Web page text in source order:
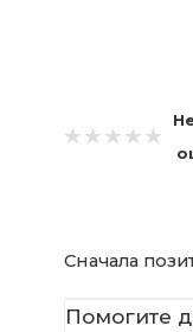
Сначала
Помогите